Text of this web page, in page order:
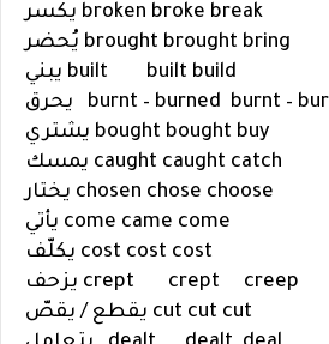
broken broke break
يكسر
brought brought bring
يُحضر
built
built build
يبني
burnt – burned burnt –
يحرق
bought bought buy
يشتري
caught caught catch
يمسك
chosen chose choose
يختار
come came come
يأتي
cost cost cost
يكلّف
crept
crept creep
يزحف
cut cut cut
يقطع / يقصّ